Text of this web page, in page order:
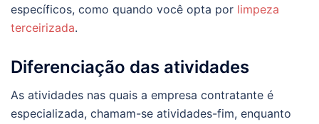
específicos, como quando você opta por limpeza
terceirizada.
Diferenciação das atividades
As atividades nas quais a empresa contratante é
especializada, chamam-se atividades-fim, enquanto